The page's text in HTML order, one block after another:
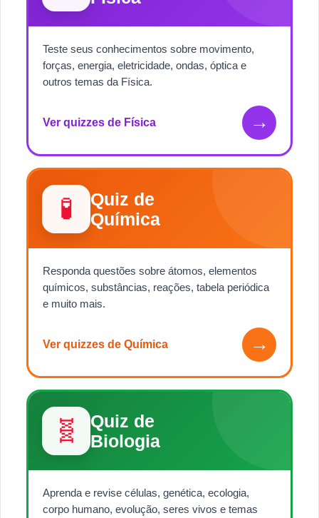
Teste seus conhecimentos sobre movimento,
forças, energia, eletricidade, ondas, óptica e
outros temas da Física.
Ver quizzes de Física →
🧪
Quiz de
Química
Responda questões sobre átomos, elementos
químicos, substâncias, reações, tabela periódica
e muito mais.
Ver quizzes de Química →
🧬
Quiz de
Biologia
Aprenda e revise células, genética, ecologia,
corpo humano, evolução, seres vivos e temas